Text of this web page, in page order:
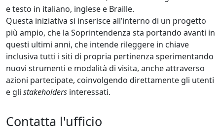
e testo in italiano, inglese e Braille.
Questa iniziativa si inserisce all’interno di un progetto
più ampio, che la Soprintendenza sta portando avanti in
questi ultimi anni, che intende rileggere in chiave
inclusiva tutti i siti di propria pertinenza sperimentando
nuovi strumenti e modalità di visita, anche attraverso
azioni partecipate, coinvolgendo direttamente gli utenti
e gli stakeholders interessati.
Contatta l'ufficio